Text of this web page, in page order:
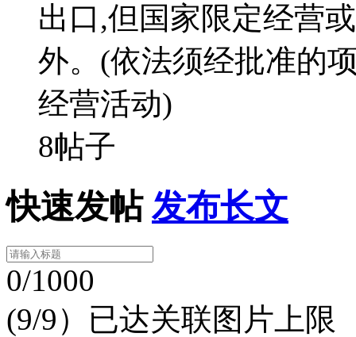
出口,但国家限定经营
外。(依法须经批准的
经营活动)
8帖子
快速发帖 发布长文
0/1000
(9/9）已达关联图片上限